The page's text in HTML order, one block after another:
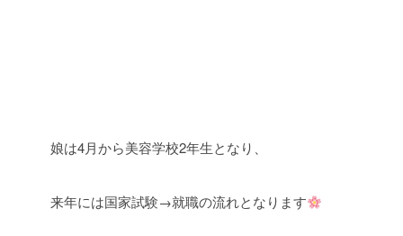
娘は4月から美容学校2年生となり、
来年には国家試験→就職の流れとなります